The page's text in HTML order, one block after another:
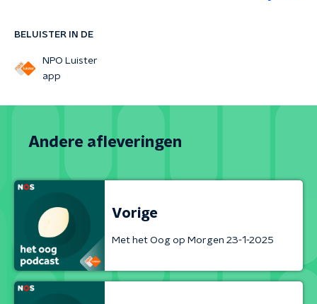
BELUISTER IN DE
NPO Luister
app
Andere afleveringen
Vorige
Met het Oog op Morgen 23-1-2025